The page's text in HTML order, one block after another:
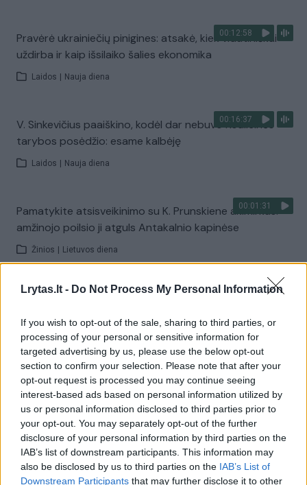
Lrytas.lt - Do Not Process My Personal Information
If you wish to opt-out of the sale, sharing to third parties, or
processing of your personal or sensitive information for
targeted advertising by us, please use the below opt-out
section to confirm your selection. Please note that after your
opt-out request is processed you may continue seeing
interest-based ads based on personal information utilized by
us or personal information disclosed to third parties prior to
your opt-out. You may separately opt-out of the further
disclosure of your personal information by third parties on the
IAB’s list of downstream participants. This information may
also be disclosed by us to third parties on the IAB’s List of
Downstream Participants that may further disclose it to other
00:12:58
Pravėrė ukrainiečių pinigines: atsakė, kiek vidutiniškai
uždirba ir kaip išsilaiko šalies ekonomika
Laidos Nauja diena
00:16:37
V. Sinkevičius paaiškino, kodėl dar nebuvo Koalicinės
tarybos posėdžio: esame kalbėję
Laidos Nauja diena
00:01:31
Pamatykite atsisveikinimo su K. Prunskiene akimirkas:
amžinojo poilsio ji atguls Antakalnio kapinėse
Žinios Lietuvos diena
Visi įrašai
Žiūrimiausi įrašai
00:00:49
Pateikė daugiau detalių apie iš tėvų paimtus šešis
vaikus: jiems kilusi grėsmė
Žinios Lietuvos diena